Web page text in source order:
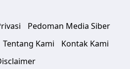
Pedoman Media Siber
Tentang Kami
Kontak Kami